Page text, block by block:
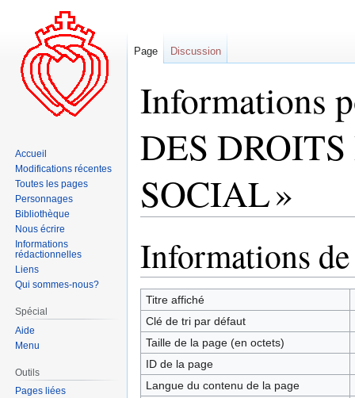
Informations
DES
SOCIAL »
la
navigation
la
recherche
Informations de
Titre affiché
Clé de tri par défaut
Taille de la page (en octets)
ID de la page
Langue du contenu de la page
Page Discussion
Accueil
Modifications récentes
Toutes les pages
Personnages
Bibliothèque
Nous écrire
Informations
rédactionnelles
Liens
Qui sommes-nous?
Spécial
Aide
Menu
Outils
Pages liées